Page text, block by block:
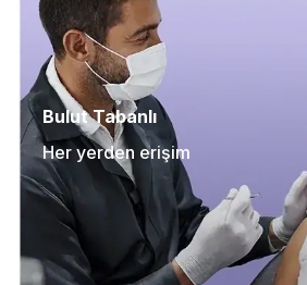
Bulut Tabanlı
Her yerden erişim